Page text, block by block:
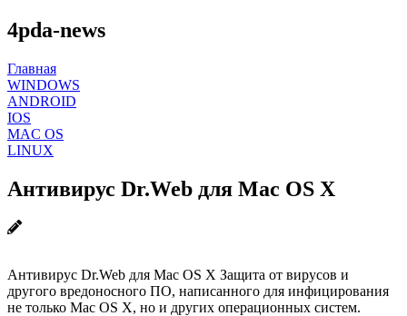
4pda-news
Главная
WINDOWS
ANDROID
IOS
MAC OS
LINUX
Антивирус Dr.Web для Mac OS X
Антивирус Dr.Web для Mac OS X Защита от вирусов и
другого вредоносного ПО, написанного для инфицирования
не только Mac OS X, но и других операционных систем.